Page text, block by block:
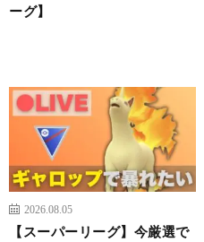
ーグ】
2026.08.05
【スーパーリーグ】今厳選で